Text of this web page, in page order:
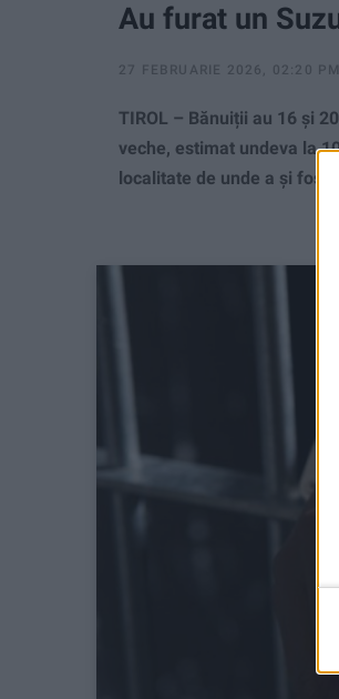
Au furat un
27 FEBRUARIE 2026, 02:20 PM
TIROL – Bănuiții au 16 și
veche, estimat undeva la
localitate de unde a și fost